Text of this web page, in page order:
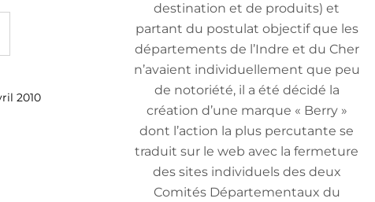
2010
destination et de produits) et
partant du postulat objectif que les
départements de l’Indre et du Cher
n’avaient individuellement que peu
de notoriété, il a été décidé la
création d’une marque « Berry »
dont l’action la plus percutante se
traduit sur le web avec la fermeture
des sites individuels des deux
Comités Départementaux du